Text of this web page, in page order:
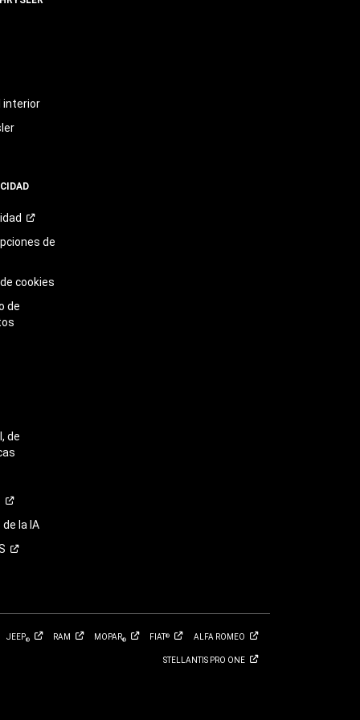
interior
de
cookies
de
de
la IA
JEEP® RAM MOPAR® FIAT® ALFA ROMEO
STELLANTIS PRO ONE